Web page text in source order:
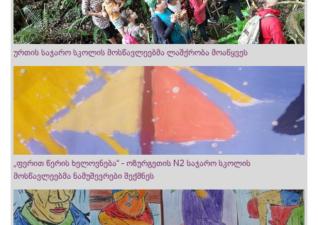
ურთის საჯარო სკოლის მოსწავლეებმა ლაშქრობა მოაწყვეს
„ფერით წერის ხელოვნება“ - ოზურგეთის N2 საჯარო სკოლის
მოსწავლეებმა ნამუშევრები შექმნეს